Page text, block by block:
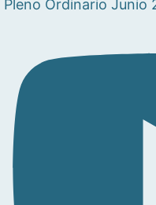
Pleno Ordinario Junio